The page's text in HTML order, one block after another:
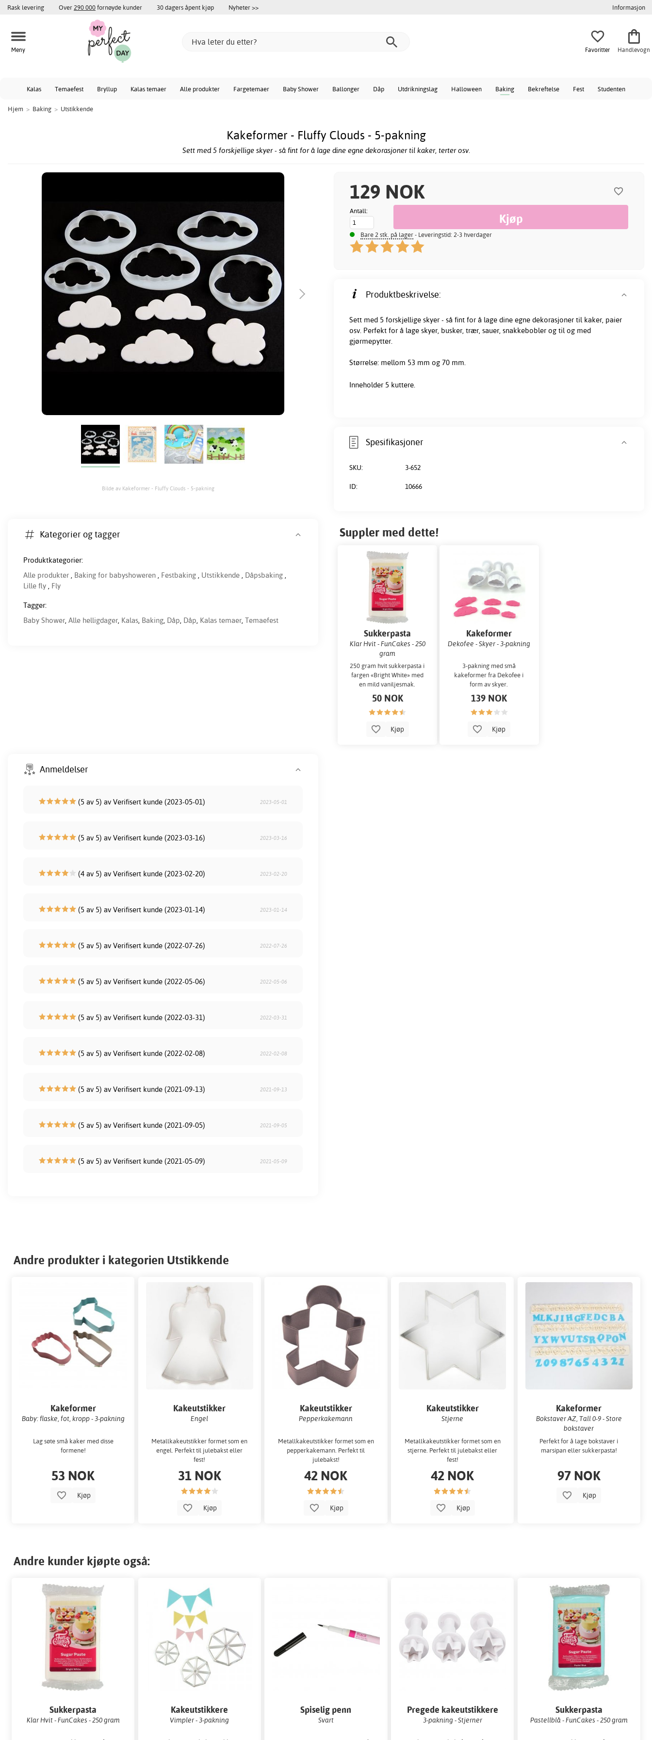
Rask levering Over 290 000fornøyde kunder 30 dagers åpent kjøp Nyheter >> Informasjon
Meny Favoritter Handlevogn
Kalas Temaefest Bryllup Kalas temaer Alle produkter Fargetemaer Baby Shower Ballonger Dåp Utdrikningslag Halloween Baking Bekreftelse Fest Studenten
Hjem > Baking > Utstikkende
Kakeformer - Fluffy Clouds - 5-pakning
Sett med 5 forskjellige skyer - så fint for å lage dine egne dekorasjoner til kaker, terter osv.
Bilde av Kakeformer - Fluffy Clouds - 5-pakning
129 NOK
Antall:
Bare 2 stk. på lager- Leveringstid: 2-3 hverdager
Produktbeskrivelse:
Sett med 5 forskjellige skyer - så fint for å lage dine egne dekorasjoner til kaker, paier
osv. Perfekt for å lage skyer, busker, trær, sauer, snakkebobler og til og med
gjørmepytter.
Størrelse: mellom 53 mm og 70 mm.
Inneholder 5 kuttere.
Spesifikasjoner
SKU: 3-652
ID: 10666
Kategorier og tagger
Produktkategorier:
Alle produkter
Baking for babyshoweren Festbaking Utstikkende Dåpsbaking
Lille fly
Fly
Tagger:
Baby Shower Alle helligdager Kalas Baking Dåp Dåp Kalas temaer Temaefest
Suppler med dette!
Sukkerpasta
Klar Hvit - FunCakes - 250
gram
250 gram hvit sukkerpasta i
fargen «Bright White» med
en mild vaniljesmak.
50 NOK
Kjøp
Kakeformer
Dekofee - Skyer - 3-pakning
3-pakning med små
kakeformer fra Dekofee i
form av skyer.
139 NOK
Kjøp
Anmeldelser
(5 av 5) av Verifisert kunde (2023-05-01) 2023-05-01
(5 av 5) av Verifisert kunde (2023-03-16) 2023-03-16
(4 av 5) av Verifisert kunde (2023-02-20) 2023-02-20
(5 av 5) av Verifisert kunde (2023-01-14) 2023-01-14
(5 av 5) av Verifisert kunde (2022-07-26) 2022-07-26
(5 av 5) av Verifisert kunde (2022-05-06) 2022-05-06
(5 av 5) av Verifisert kunde (2022-03-31) 2022-03-31
(5 av 5) av Verifisert kunde (2022-02-08) 2022-02-08
(5 av 5) av Verifisert kunde (2021-09-13) 2021-09-13
(5 av 5) av Verifisert kunde (2021-09-05) 2021-09-05
(5 av 5) av Verifisert kunde (2021-05-09) 2021-05-09
Andre produkter i kategorien Utstikkende
Kakeformer
Baby: flaske, fot, kropp - 3-pakning
Lag søte små kaker med disse
formene!
53 NOK
Kjøp
Kakeutstikker
Engel
Metallkakeutstikker formet som en
engel. Perfekt til julebakst eller
fest!
31 NOK
Kjøp
Kakeutstikker
Pepperkakemann
Metallkakeutstikker formet som en
pepperkakemann. Perfekt til
julebakst!
42 NOK
Kjøp
Kakeutstikker
Stjerne
Metallkakeutstikker formet som en
stjerne. Perfekt til julebakst eller
fest!
42 NOK
Kjøp
Kakeformer
Bokstaver AZ, Tall 0-9 - Store
bokstaver
Perfekt for å lage bokstaver i
marsipan eller sukkerpasta!
97 NOK
Kjøp
Andre kunder kjøpte også:
Sukkerpasta
Klar Hvit - FunCakes - 250 gram
Kakeutstikkere
Vimpler - 3-pakning
Spiselig penn
Svart
Pregede kakeutstikkere
3-pakning - Stjerner
Sukkerpasta
Pastellblå - FunCakes - 250 gram